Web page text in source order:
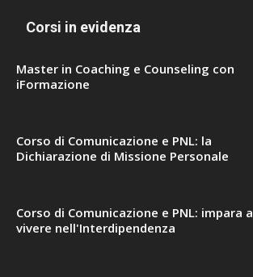
Corsi in evidenza
Master in Coaching e Counseling con
iFormazione
Corso di Comunicazione e PNL: la
Dichiarazione di Missione Personale
Corso di Comunicazione e PNL: impara a
vivere nell'Interdipendenza